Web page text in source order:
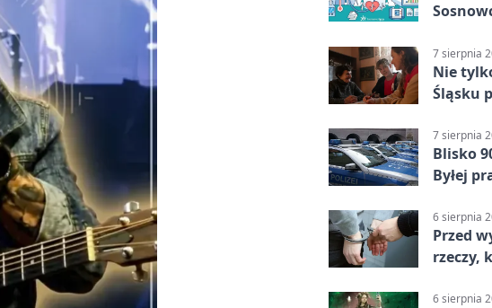
7 sierpnia
Nie
Śląsku
7 sierpnia
Blisko
Byłej
6 sierpnia
Przed
rzeczy,
6 sierpnia